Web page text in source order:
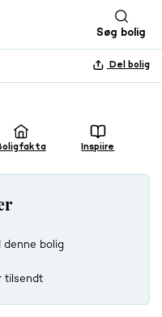
Søg bolig
Del bolig
+ 27 BILLEDER
Inspiire
denne bolig
tilsendt